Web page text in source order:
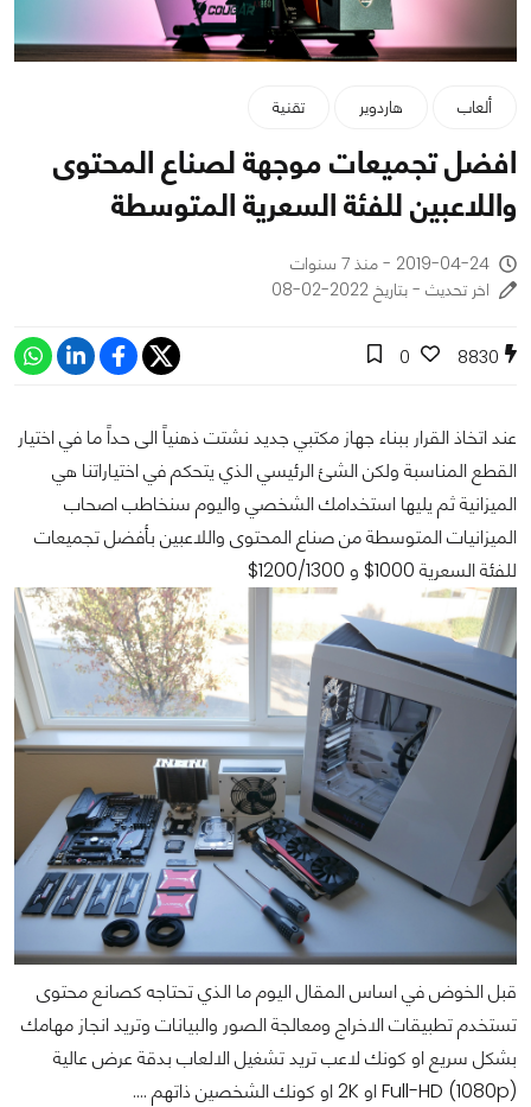
ألعاب هاردوير تقنية
افضل تجميعات موجهة لصناع المحتوى
واللاعبين للفئة السعرية المتوسطة
2019-04-24 - منذ 7 سنوات
اخر تحديث - بتاريخ 2022-02-08
8830
0
عند اتخاذ القرار ببناء جهاز مكتبي جديد نشتت ذهنياً الى حداً ما في اختيار
القطع المناسبة ولكن الشئ الرئيسي الذي يتحكم في اختياراتنا هي
الميزانية ثم يليها استخدامك الشخصي واليوم سنخاطب اصحاب
الميزانيات المتوسطة من صناع المحتوى واللاعبين بأفضل تجميعات
للفئة السعرية 1000$ و 1200/1300$
قبل الخوض في اساس المقال اليوم ما الذي تحتاجه كصانع محتوى
تستخدم تطبيقات الاخراج ومعالجة الصور والبيانات وتريد انجاز مهامك
بشكل سريع او كونك لاعب تريد تشغيل الالعاب بدقة عرض عالية
Full-HD (1080p) او 2K او كونك الشخصين ذاتهم ....